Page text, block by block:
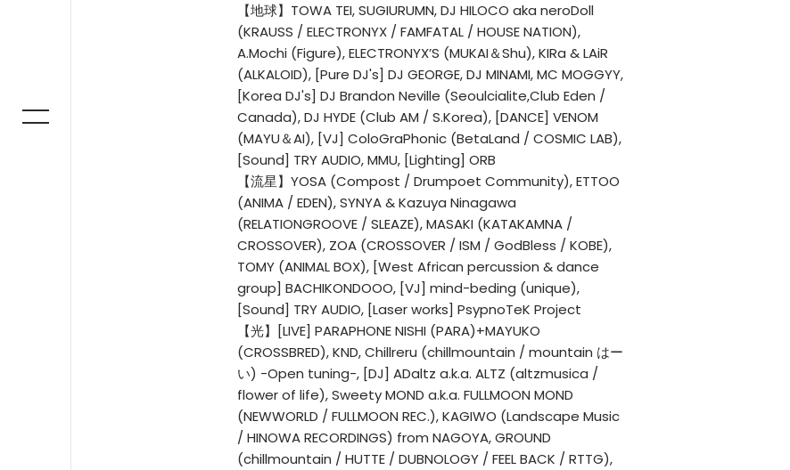
【地球】TOWA TEI, SUGIURUMN, DJ HILOCO aka neroDoll
(KRAUSS / ELECTRONYX / FAMFATAL / HOUSE NATION),
A.Mochi (Figure), ELECTRONYX’S (MUKAI＆Shu), KIRa & LAiR
(ALKALOID), [Pure DJ's] DJ GEORGE, DJ MINAMI, MC MOGGYY,
[Korea DJ's] DJ Brandon Neville (Seoulcialite,Club Eden /
Canada), DJ HYDE (Club AM / S.Korea), [DANCE] VENOM
(MAYU＆AI), [VJ] ColoGraPhonic (BetaLand / COSMIC LAB),
[Sound] TRY AUDIO, MMU, [Lighting] ORB
【流星】YOSA (Compost / Drumpoet Community), ETTOO
(ANIMA / EDEN), SYNYA & Kazuya Ninagawa
(RELATIONGROOVE / SLEAZE), MASAKI (KATAKAMNA /
CROSSOVER), ZOA (CROSSOVER / ISM / GodBless / KOBE),
TOMY (ANIMAL BOX), [West African percussion & dance
group] BACHIKONDOOO, [VJ] mind-beding (unique),
[Sound] TRY AUDIO, [Laser works] PsypnoTeK Project
【光】[LIVE] PARAPHONE NISHI (PARA)+MAYUKO
(CROSSBRED), KND, Chillreru (chillmountain / mountain はー
い) -Open tuning-, [DJ] ADaltz a.k.a. ALTZ (altzmusica /
flower of life), Sweety MOND a.k.a. FULLMOON MOND
(NEWWORLD / FULLMOON REC.), KAGIWO (Landscape Music
/ HINOWA RECORDINGS) from NAGOYA, GROUND
(chillmountain / HUTTE / DUBNOLOGY / FEEL BACK / RTTG),